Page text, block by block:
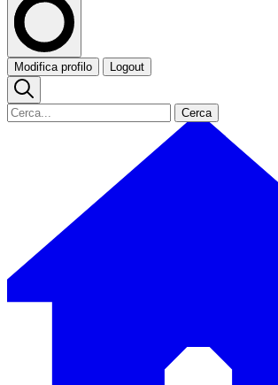
Modifica profilo Logout
Cerca